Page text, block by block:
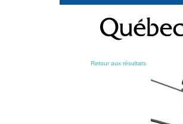
contenu
Retour aux résultats